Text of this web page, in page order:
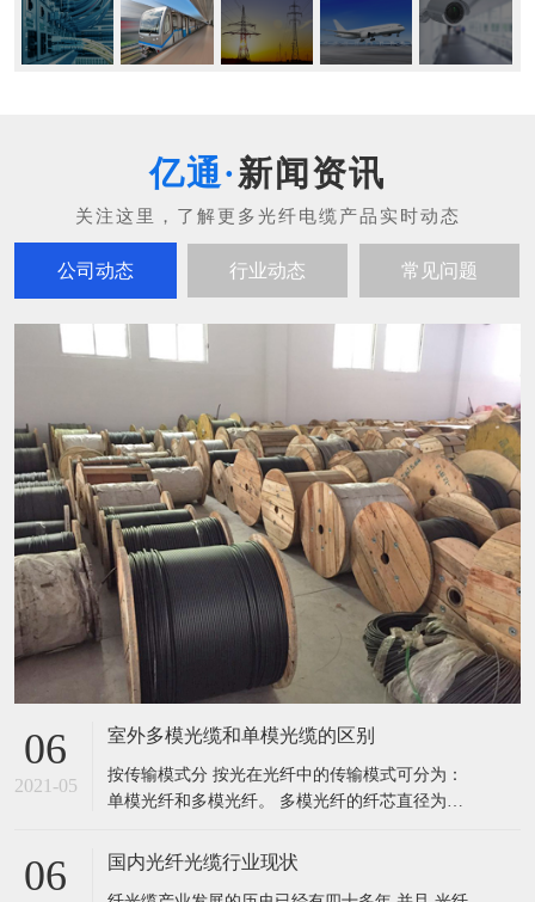
新闻资讯
公司动态 行业动态 常见问题
06
2021-05
室外多模光缆和单模光缆的区别
按传输模式分 按光在光纤中的传输模式可分为：
单模光纤和多模光纤。 多模光纤的纤芯直径为
直径为8.3μm，包层外直径125μm。光纤的工作波
06 国内光纤光缆行业现状